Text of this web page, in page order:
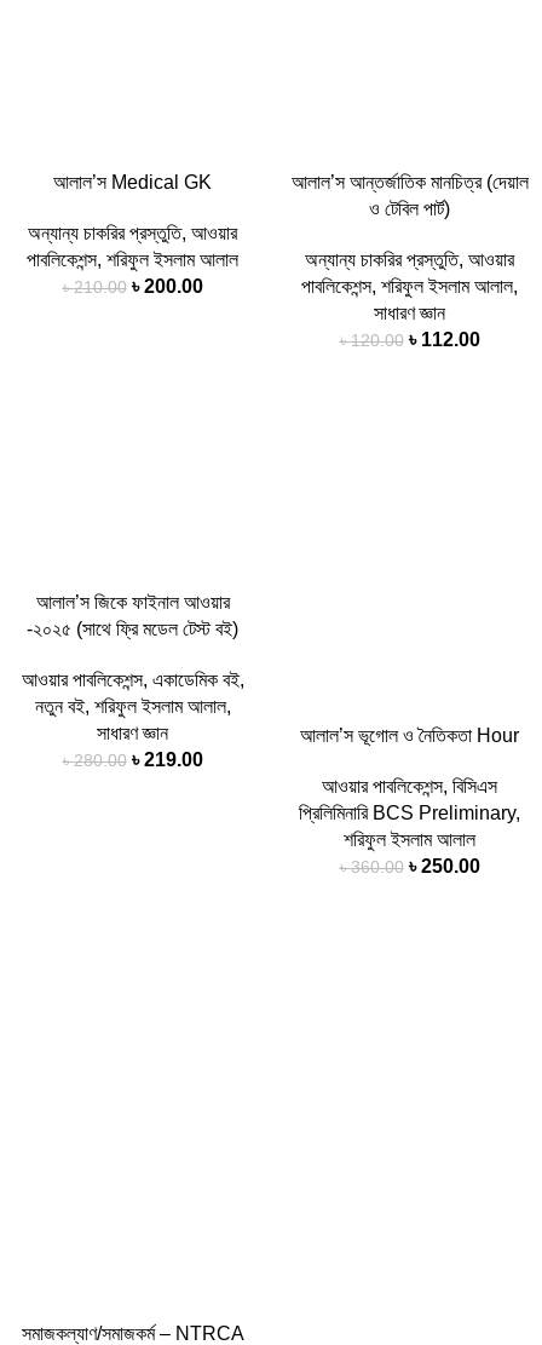
আলাল’স Medical GK
অন্যান্য চাকরির প্রস্তুতি, আওয়ার
পাবলিকেশন্স, শরিফুল ইসলাম আলাল
৳210.00 ৳200.00
আলাল’স আন্তর্জা‌তিক মানচিত্র (দেয়াল
ও টেবিল পার্ট)
অন্যান্য চাকরির প্রস্তুতি, আওয়ার
পাবলিকেশন্স, শরিফুল ইসলাম আলাল,
সাধারণ জ্ঞান
৳120.00 ৳ 112.00
আলাল’স জিকে ফাইনাল আওয়ার
-২০২৫ (সাথে ফ্রি মডেল টেস্ট বই)
আওয়ার পাবলিকেশন্স, একাডেমিক বই,
নতুন বই, শরিফুল ইসলাম আলাল,
সাধারণ জ্ঞান
৳280.00 ৳219.00
আলাল’স ভূগোল ও নৈতিকতা Hour
আওয়ার পাবলিকেশন্স, বিসিএস
প্রিলিমিনারি BCS Preliminary,
শরিফুল ইসলাম আলাল
৳360.00 ৳250.00
সমাজকল্যাণ/সমাজকর্ম – NTRCA